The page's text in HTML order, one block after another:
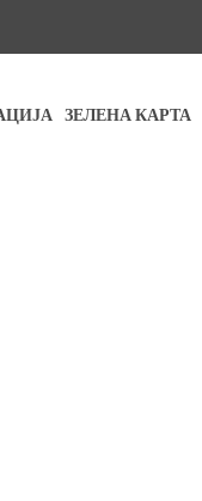
ЗЕЛЕНА КАРТА